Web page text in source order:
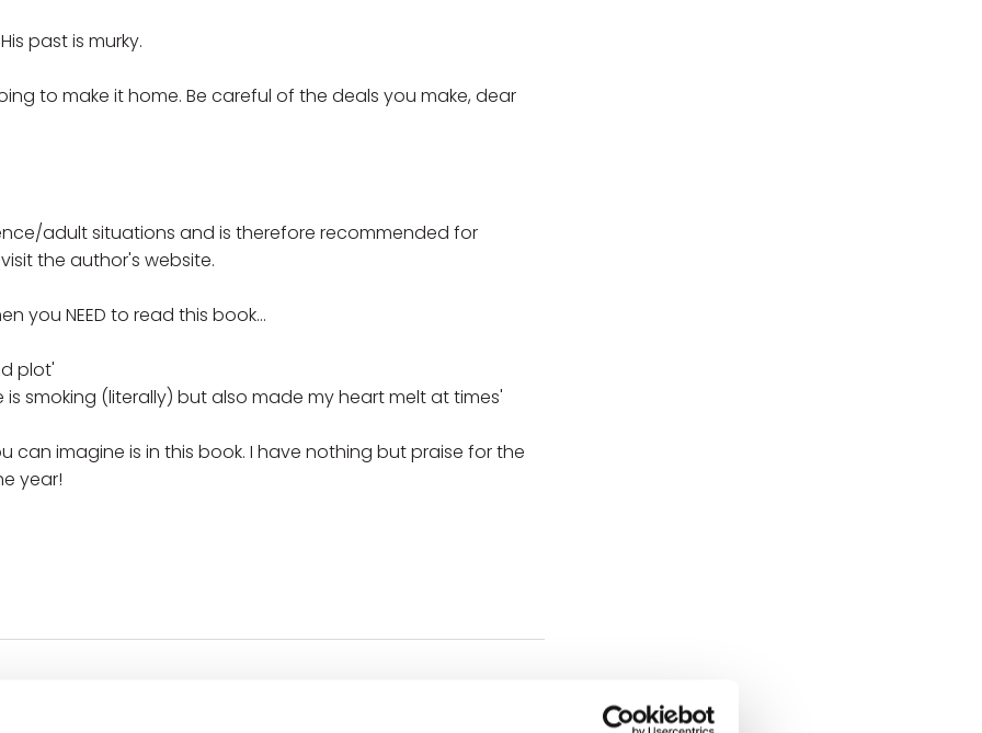
past is murky.
to make it home. Be careful of the deals you make, dear
adult situations and is therefore recommended for
the author's website.
you NEED to read this book...
plot'
smoking (literally) but also made my heart melt at times'
can imagine is in this book. I have nothing but praise for the
year!